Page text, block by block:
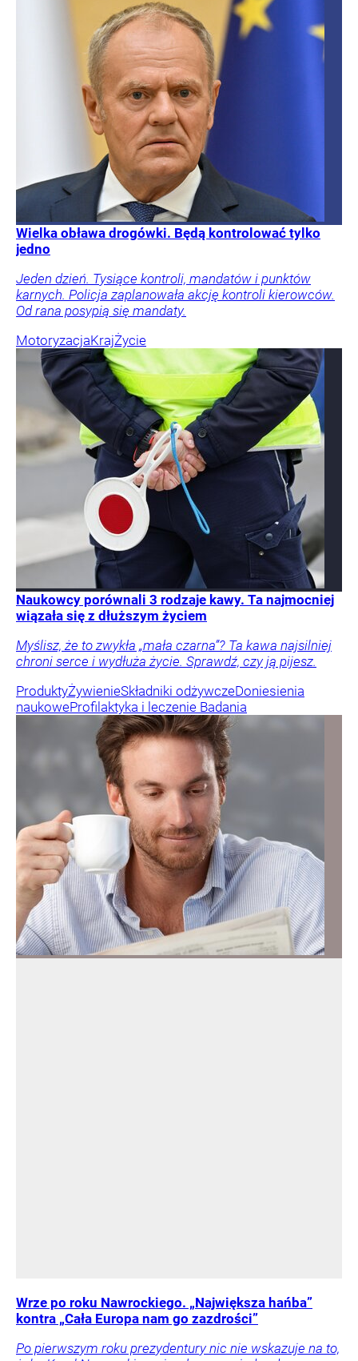
Wielka obława drogówki. Będą kontrolować tylko
jedno
Jeden dzień. Tysiące kontroli, mandatów i punktów
karnych. Policja zaplanowała akcję kontroli kierowców.
Od rana posypią się mandaty.
MotoryzacjaKrajŻycie
Naukowcy porównali 3 rodzaje kawy. Ta najmocniej
wiązała się z dłuższym życiem
Myślisz, że to zwykła „mała czarna”? Ta kawa najsilniej
chroni serce i wydłuża życie. Sprawdź, czy ją pijesz.
ProduktyŻywienieSkładniki odżywczeDoniesienia
naukoweProfilaktyka i leczenie Badania
Wrze po roku Nawrockiego. „Największa hańba”
kontra „Cała Europa nam go zazdrości”
Po pierwszym roku prezydentury nic nie wskazuje na to,